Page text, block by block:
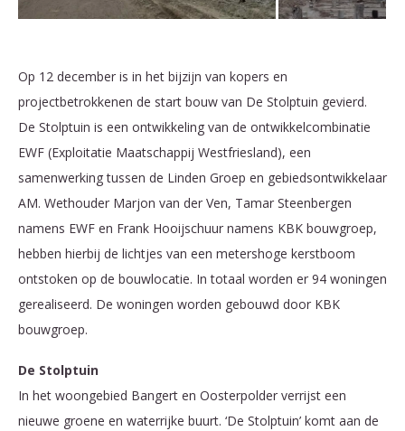
Op 12 december is in het bijzijn van kopers en
projectbetrokkenen de start bouw van De Stolptuin gevierd.
De Stolptuin is een ontwikkeling van de ontwikkelcombinatie
EWF (Exploitatie Maatschappij Westfriesland), een
samenwerking tussen de Linden Groep en gebiedsontwikkelaar
AM. Wethouder Marjon van der Ven, Tamar Steenbergen
namens EWF en Frank Hooijschuur namens KBK bouwgroep,
hebben hierbij de lichtjes van een metershoge kerstboom
ontstoken op de bouwlocatie. In totaal worden er 94 woningen
gerealiseerd. De woningen worden gebouwd door KBK
bouwgroep.
De Stolptuin
In het woongebied Bangert en Oosterpolder verrijst een
nieuwe groene en waterrijke buurt. ‘De Stolptuin’ komt aan de